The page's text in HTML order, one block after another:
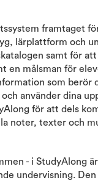
framtaget
lärplattform och
samt för
en målsman för
som
använder dina
för att dels
noter, texter och
- i StudyAlong
undervisning.